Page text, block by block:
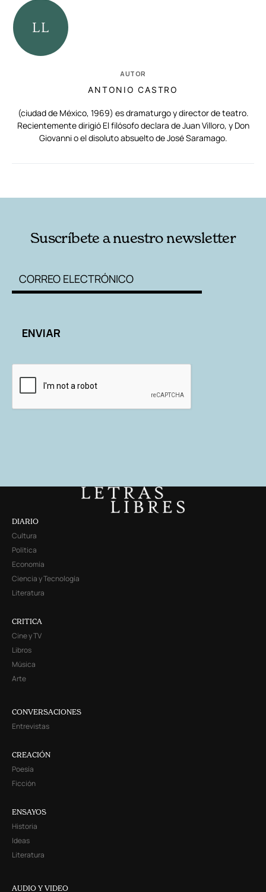
AUTOR
ANTONIO CASTRO
(ciudad de México, 1969) es dramaturgo y director de teatro.
Recientemente dirigió El filósofo declara de Juan Villoro, y Don
Giovanni o el disoluto absuelto de José Saramago.
Suscríbete a nuestro newsletter
DIARIO
Cultura
Política
Economía
Ciencia y Tecnología
Literatura
CRITICA
Cine y TV
Libros
Música
Arte
CONVERSACIONES
Entrevistas
CREACIÓN
Poesía
Ficción
ENSAYOS
Historia
Ideas
Literatura
AUDIO Y VIDEO